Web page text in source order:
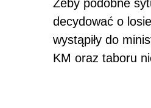
Żeby podobne
decydować o losie
wystąpiły do
KM oraz taboru